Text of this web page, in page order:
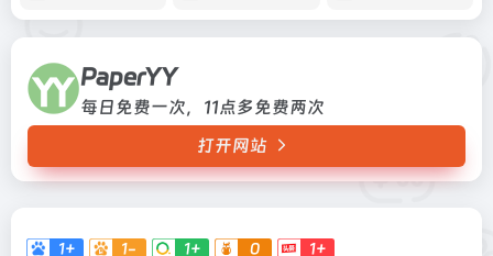
PaperYY
每日免费一次，11点多免费两次
打开网站
1+ 1- 1+ 0 1+